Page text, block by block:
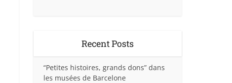
Recent Posts
“Petites histoires, grands dons” dans
les musées de Barcelone